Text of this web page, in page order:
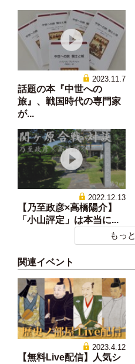
2023.11.7
話題の本『中世への
旅』、戦国時代の専門家
が...
2022.12.13
【乃至政彦×高橋陽介】
「小山評定」は本当に...
もっ
関連イベント
2023.4.12
【無料Live配信】人気シ